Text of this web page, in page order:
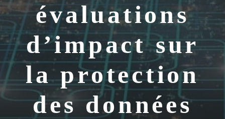
évaluations
d’impact sur
la protection
des données